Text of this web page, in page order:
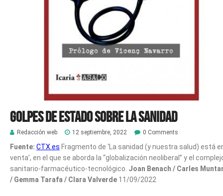
Golpes de estado sobre la sanidad
Redacción web 12 septiembre, 2022 0 Comments
Fuente: CTX.es Fragmento de ‘La sanidad (y nuestra salud) está
venta’, en el que se aborda la “globalización neoliberal” y el
sanitario-farmacéutico-tecnológico. Joan Benach / Carles
/ Gemma Tarafa / Clara Valverde 11/09/2022